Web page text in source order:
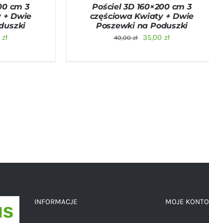
cm 3
+ Dwie
złAktualna
Pościel 3D 160×200 cm 3
częściowa Kwiaty + Dwie
Poszewki na Poduszki
40,00zł
Pierwotna
35,00 złAktualna
INFORMACJE MOJE KONTO